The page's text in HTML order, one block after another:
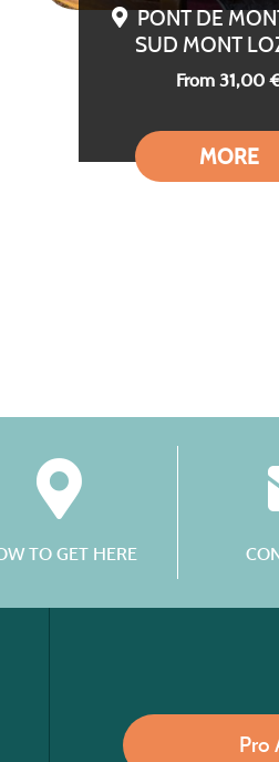
PONT DE
SUD MONT
From 31,00
MORE
TO GET HERE
Pro